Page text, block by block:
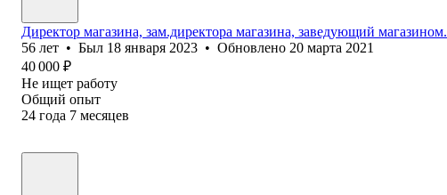
Директор магазина, зам.директора магазина, заведующий магазином.
56 лет • Был 18 января 2023 • Обновлено 20 марта 2021
40 000 ₽
Не ищет работу
Общий опыт
24 года 7 месяцев